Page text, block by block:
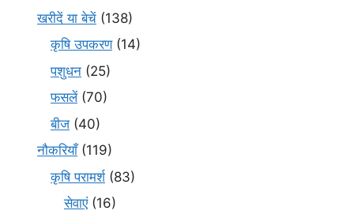
खरीदें या बेचें (138)
कृषि उपकरण(14)
पशुधन (25)
फसलें(70)
बीज (40)
नौकरियाँ(119)
कृषि परामर्श(83)
सेवाएं(16)